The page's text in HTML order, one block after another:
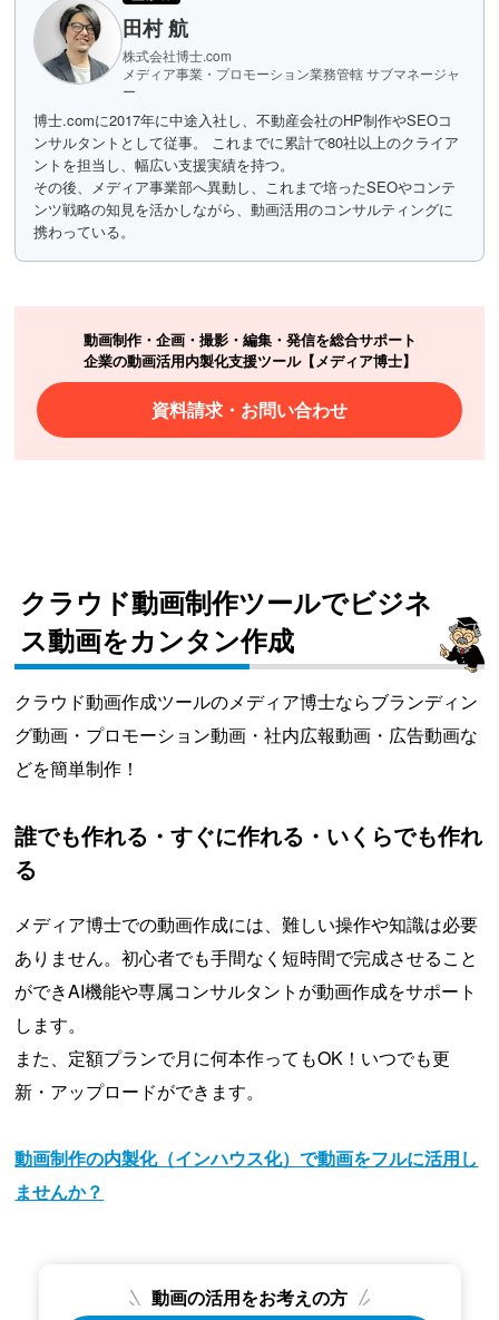
田村 航
株式会社博士.com
メディア事業・プロモーション業務管轄 サブマネージャ
ー
博士.comに2017年に中途入社し、不動産会社のHP制作やSEOコ
ンサルタントとして従事。 これまでに累計で80社以上のクライア
ントを担当し、幅広い支援実績を持つ。
その後、メディア事業部へ異動し、これまで培ったSEOやコンテ
ンツ戦略の知見を活かしながら、動画活用のコンサルティングに
携わっている。
動画制作・企画・撮影・編集・発信を総合サポート
企業の動画活用内製化支援ツール【メディア博士】
資料請求・お問い合わせ
クラウド動画制作ツールでビジネ
ス動画をカンタン作成
クラウド動画作成ツールのメディア博士ならブランディン
グ動画・プロモーション動画・社内広報動画・広告動画な
どを簡単制作！
誰でも作れる・すぐに作れる・いくらでも作れ
る
メディア博士での動画作成には、難しい操作や知識は必要
ありません。初心者でも手間なく短時間で完成させること
ができAI機能や専属コンサルタントが動画作成をサポート
します。
また、定額プランで月に何本作ってもOK！いつでも更
新・アップロードができます。
動画制作の内製化（インハウス化）で動画をフルに活用し
ませんか？
動画の活用をお考えの方